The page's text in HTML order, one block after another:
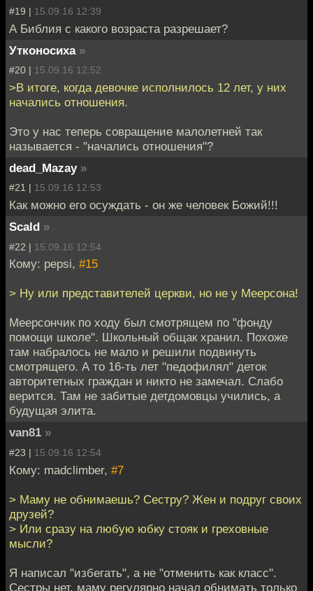
#19 | 15.09.16 12:39
А Библия с какого возраста разрешает?
Утконосиха »
#20 | 15.09.16 12:52
>В итоге, когда девочке исполнилось 12 лет, у них
начались отношения.
Это у нас теперь совращение малолетней так
называется - "начались отношения"?
dead_Mazay »
#21 | 15.09.16 12:53
Как можно его осуждать - он же человек Божий!!!
Scald »
#22 | 15.09.16 12:54
Кому: pepsi, #15
> Ну или представителей церкви, но не у Меерсона!
Меерсончик по ходу был смотрящем по "фонду
помощи школе". Школьный общак хранил. Похоже
там набралось не мало и решили подвинуть
смотрящего. А то 16-ть лет "педофилял" деток
авторитетных граждан и никто не замечал. Слабо
верится. Там не забитые детдомовцы учились, а
будущая элита.
van81 »
#23 | 15.09.16 12:54
Кому: madclimber, #7
> Маму не обнимаешь? Сестру? Жен и подруг своих
друзей?
> Или сразу на любую юбку стояк и греховные
мысли?
Я написал "избегать", а не "отменить как класс".
Сестры нет, маму регулярно начал обнимать только